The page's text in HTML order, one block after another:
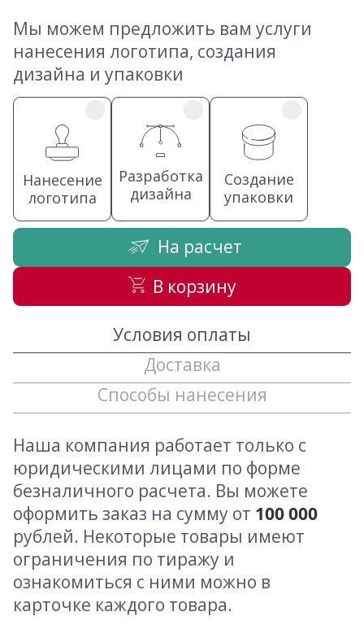
Мы можем предложить вам услуги
нанесения логотипа, создания
дизайна и упаковки
Нанесение
логотипа
Разработка
дизайна
Создание
упаковки
На расчет
В корзину
Условия оплаты
Доставка
Способы нанесения
Наша компания работает только с
юридическими лицами по форме
безналичного расчета. Вы можете
оформить заказ на сумму от 100 000
рублей. Некоторые товары имеют
ограничения по тиражу и
ознакомиться с ними можно в
карточке каждого товара.